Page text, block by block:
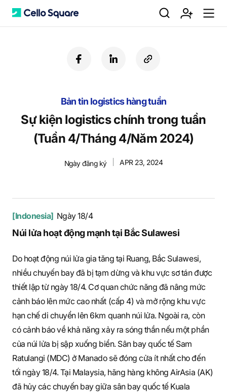
C
S
q
u
a
검 회 m
f
a
b
o
o
k
i
e
i
n
c
o
U
R
L
Bản tin logistics hàng tuần
Sự kiện logistics chính trong tuần
(Tuần 4/Tháng 4/Năm 2024)
Ngày đăng ký APR 23, 2024
[Indonesia] Ngày 18/4
Núi lửa hoạt động mạnh tại Bắc Sulawesi
Do hoạt động núi lửa gia tăng tại Ruang, Bắc Sulawesi,
nhiều chuyến bay đã bị tạm dừng và khu vực sơ tán được
thiết lập từ ngày 18/4. Cơ quan chức năng đã nâng mức
cảnh báo lên mức cao nhất (cấp 4) và mở rộng khu vực
hạn chế di chuyển lên 6km quanh núi lửa. Ngoài ra, còn
có cảnh báo về khả năng xảy ra sóng thần nếu một phần
của núi lửa bị sập xuống biển. Sân bay quốc tế Sam
Ratulangi (MDC) ở Manado sẽ đóng cửa ít nhất cho đến
tối ngày 18/4. Tại Malaysia, hãng hàng không AirAsia (AK)
đã hủy các chuyến bay giữa sân bay quốc tế Kuala